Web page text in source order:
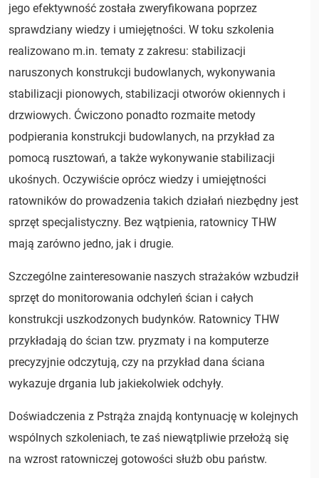
jego efektywność została zweryfikowana poprzez
sprawdziany wiedzy i umiejętności. W toku szkolenia
realizowano m.in. tematy z zakresu: stabilizacji
naruszonych konstrukcji budowlanych, wykonywania
stabilizacji pionowych, stabilizacji otworów okiennych i
drzwiowych. Ćwiczono ponadto rozmaite metody
podpierania konstrukcji budowlanych, na przykład za
pomocą rusztowań, a także wykonywanie stabilizacji
ukośnych. Oczywiście oprócz wiedzy i umiejętności
ratowników do prowadzenia takich działań niezbędny jest
sprzęt specjalistyczny. Bez wątpienia, ratownicy THW
mają zarówno jedno, jak i drugie.
Szczególne zainteresowanie naszych strażaków wzbudził
sprzęt do monitorowania odchyleń ścian i całych
konstrukcji uszkodzonych budynków. Ratownicy THW
przykładają do ścian tzw. pryzmaty i na komputerze
precyzyjnie odczytują, czy na przykład dana ściana
wykazuje drgania lub jakiekolwiek odchyły.
Doświadczenia z Pstrąża znajdą kontynuację w kolejnych
wspólnych szkoleniach, te zaś niewątpliwie przełożą się
na wzrost ratowniczej gotowości służb obu państw.